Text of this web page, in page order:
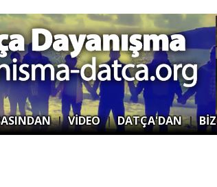
|VİDEO|DATÇA'DAN|BİZ